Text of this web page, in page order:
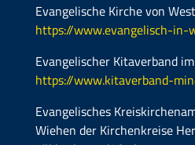
Evangelische Kirche von
https://www.evangelisch-in-
Evangelischer Kitaverband
https://www.kitaverband-
Evangelisches
Wiehen der Kirchenkreise